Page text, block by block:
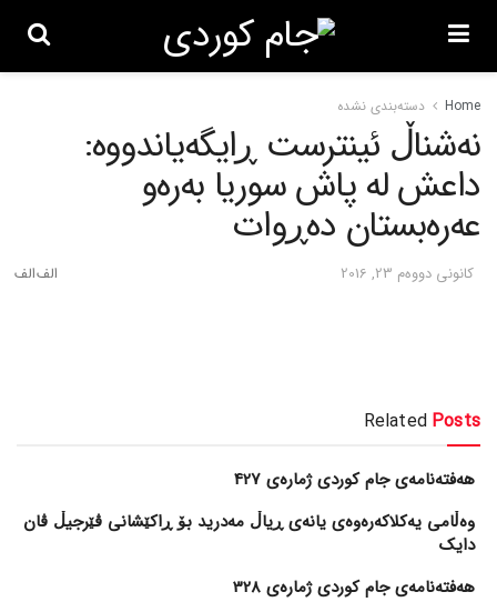
Home دسته‌بندی نشده
نه‌شناڵ ئینترست ڕایگه‌یاندووه‌:
داعش له‌ پاش سوریا به‌ره‌و
عه‌ره‌بستان ده‌ڕوات
كانونی دووه‌م 23, 2016
Related Posts
هەفتەنامەی جام کوردی ژمارەی 427
وەڵامی یەکلاکەرەوەی یانەی ڕیاڵ مەدرید بۆ ڕاکێشانی ڤێرجیڵ ڤان
دایک
هەفتەنامەی جام کوردی ژمارەی 328